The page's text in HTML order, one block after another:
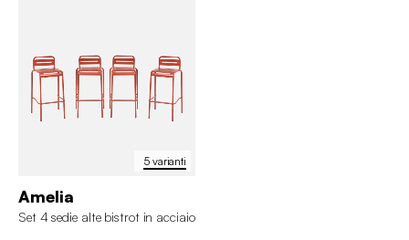
5 varianti
Amelia
Set 4 sedie alte bistrot in acciaio